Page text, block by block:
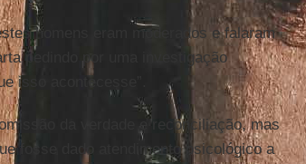
homens eram moderados e falaram
pedindo por uma investigação
isso acontecesse”.
da verdade e reconciliação, mas
fosse dado atendimento psicológico a